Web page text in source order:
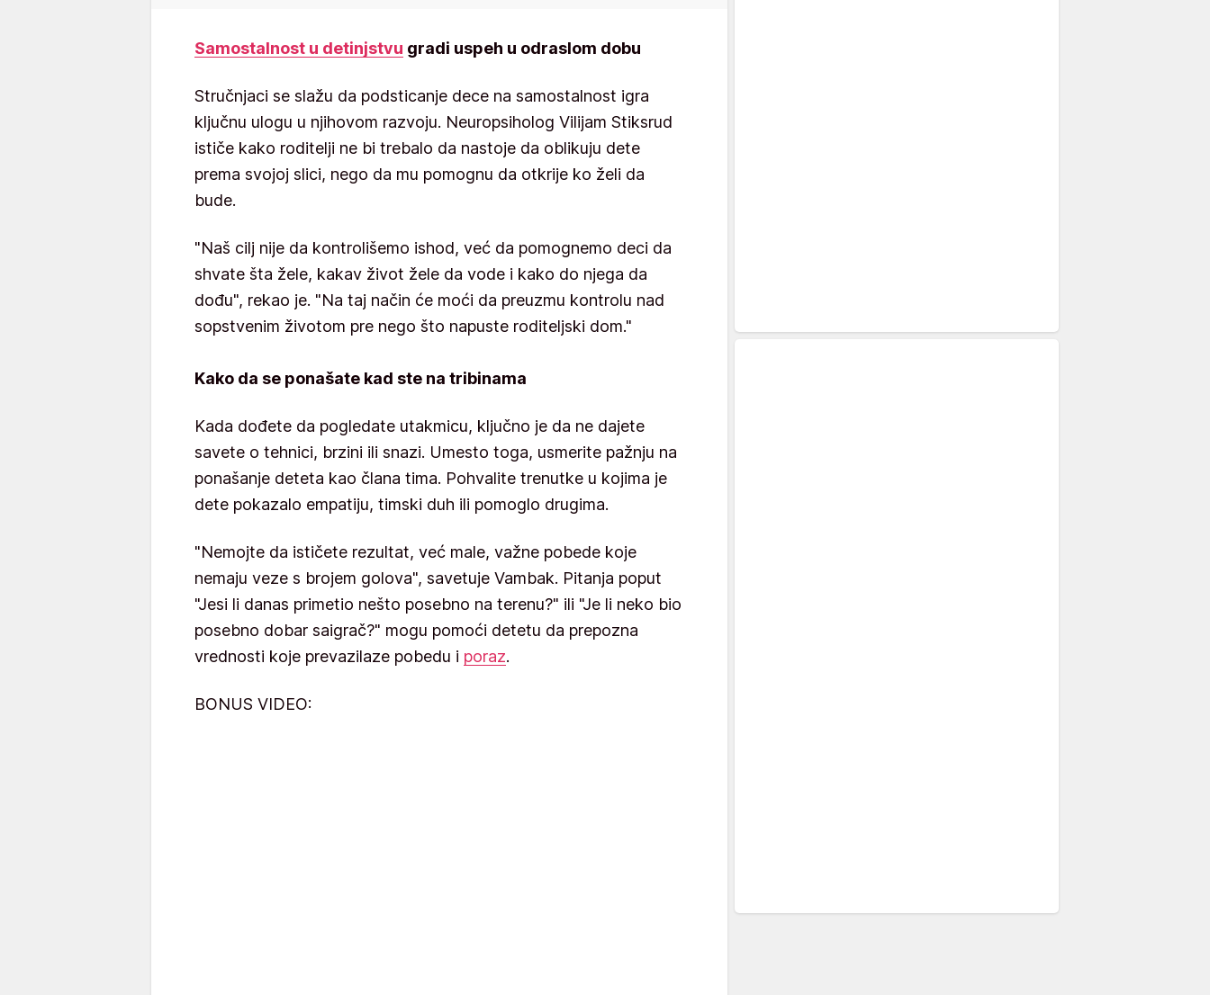
Samostalnost u detinjstvu gradi uspeh u odraslom dobu
Stručnjaci se slažu da podsticanje dece na samostalnost igra
ključnu ulogu u njihovom razvoju. Neuropsiholog Vilijam Stiksrud
ističe kako roditelji ne bi trebalo da nastoje da oblikuju dete
prema svojoj slici, nego da mu pomognu da otkrije ko želi da
bude.
"Naš cilj nije da kontrolišemo ishod, već da pomognemo deci da
shvate šta žele, kakav život žele da vode i kako do njega da
dođu", rekao je. "Na taj način će moći da preuzmu kontrolu nad
sopstvenim životom pre nego što napuste roditeljski dom."
Kako da se ponašate kad ste na tribinama
Kada dođete da pogledate utakmicu, ključno je da ne dajete
savete o tehnici, brzini ili snazi. Umesto toga, usmerite pažnju na
ponašanje deteta kao člana tima. Pohvalite trenutke u kojima je
dete pokazalo empatiju, timski duh ili pomoglo drugima.
"Nemojte da ističete rezultat, već male, važne pobede koje
nemaju veze s brojem golova", savetuje Vambak. Pitanja poput
"Jesi li danas primetio nešto posebno na terenu?" ili "Je li neko bio
posebno dobar saigrač?" mogu pomoći detetu da prepozna
vrednosti koje prevazilaze pobedu i poraz.
BONUS VIDEO: